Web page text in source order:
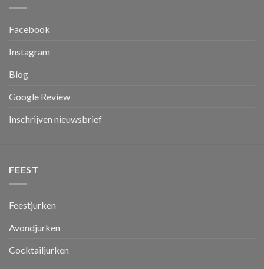
Facebook
Instagram
Blog
Google Review
Inschrijven nieuwsbrief
FEEST
Feestjurken
Avondjurken
Cocktailjurken